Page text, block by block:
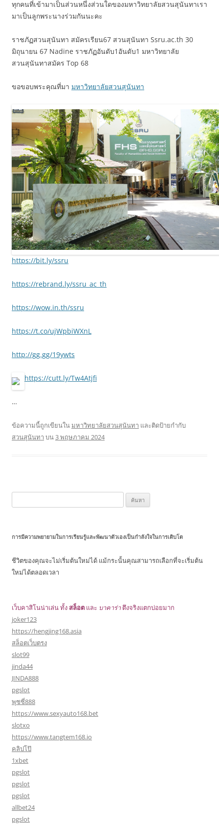
ทุกคนที่เข้ามาเป็นส่วนหนึ่งส่วนใดของมหาวิทยาลัยสวนสุนันทาเรา
มาเป็นลูกพระนางร่วมกันนะคะ
ราชภัฏสวนสุนันทา สมัครเรียน67 สวนสุนันทา Ssru.ac.th 30
มิถุนายน 67 Nadine ราชภัฏอันดับ1อันดับ1 มหาวิทยาลัย
สวนสุนันทาสมัคร Top 68
ขอขอบพระคุณที่มา มหาวิทยาลัยสวนสุนันทา
https://bit.ly/ssru
https://rebrand.ly/ssru_ac_th
https://wow.in.th/ssru
https://t.co/ujWpbiWXnL
http://gg.gg/19ywts
https://cutt.ly/Tw4Atjfi
…
ข้อความนี้ถูกเขียนในมหาวิทยาลัยสวนสุนันทา และติดป้ายกำกับ
สวนสุนันทา บน3 พฤษภาคม 2024
สำหรับ:
การมีความพยายามในการเรียนรู้และพัฒนาตัวเองเป็นกำลังใจในการเติบโต
ชีวิตของคุณจะไม่เริ่มต้นใหม่ได้ แม้กระนั้นคุณสามารถเลือกที่จะเริ่มต้น
ใหม่ได้ตลอดเวลา
เว็บคาสิโนน่าเล่น ทั้งสล็อต และ บาคาร่าตึงจริงแตกบ่อยมาก
joker123
https://hengjing168.asia
สล็อตเว็บตรง
slot99
jinda44
JINDA888
pgslot
พุซซี่888
https://www.sexyauto168.bet
slotxo
https://www.tangtem168.io
คลิปโป๊
1xbet
pgslot
pgslot
pgslot
allbet24
pgslot